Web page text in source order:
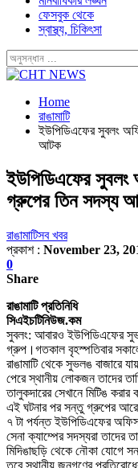
ফেসবুক থেকে
স্বাস্থ্য, চিকিৎসা
Home
রাঙামাটি
ইউপিডিএফের সুবলং
আটক
ইউপিডিএফের সুবলং
গ্রুপের তিন সদস্য
রাঙামাটিসব খবর
প্রকাশ : November 23,
0
Share
রাঙামাটি প্রতিনিধি
সিএইচটিনিউজ.কম
সুবলং: আবারও ইউপিডিএফের
গ্রুপ।গতকাল বৃহস্পতিবার
রাঙামাটি থেকে সুভলঙ বাজারে
পেরে স্থানীয় লোকজন তাদের
তালুকদারের সেখানে মিটিঙ করার
এই ঘটনার পর সন্তু গ্রুপের
৭টা পর্যন্তইউপিডিএফের অফিস
সেনা ক্যাম্পের সদস্যরা তাদের
মিদিঙাছড়ি থেকে নৌকা
তবে স্থানীয় জনগণের